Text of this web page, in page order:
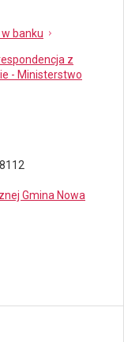
banku
z
- Ministerstwo
Gmina Nowa